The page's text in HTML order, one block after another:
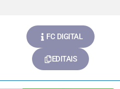
FC DIGITAL
EDITAIS